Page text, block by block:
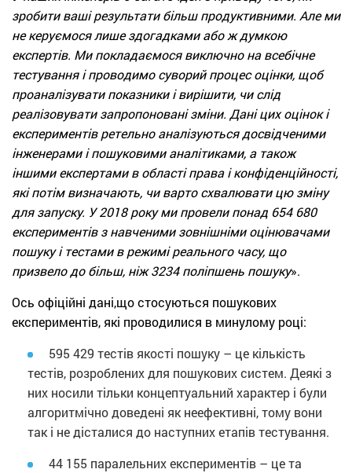
зробити ваші результати більш продуктивними. Але ми
не керуємося лише здогадками або ж думкою
експертів. Ми покладаємося виключно на всебічне
тестування і проводимо суворий процес оцінки, щоб
проаналізувати показники і вирішити, чи слід
реалізовувати запропоновані зміни. Дані цих оцінок і
експериментів ретельно аналізуються досвідченими
інженерами і пошуковими аналітиками, а також
іншими експертами в області права і конфіденційності,
які потім визначають, чи варто схвалювати цю зміну
для запуску. У 2018 року ми провели понад 654 680
експериментів з навченими зовнішніми оцінювачами
пошуку і тестами в режимі реального часу, що
призвело до більш, ніж 3234 поліпшень пошуку».
Ось офіційні дані,що стосуються пошукових
експериментів, які проводилися в минулому році:
595 429 тестів якості пошуку – це кількість
тестів, розроблених для пошукових систем. Деякі з
них носили тільки концептуальний характер і були
алгоритмічно доведені як неефективні, тому вони
так і не дісталися до наступних етапів тестування.
44 155 паралельних експериментів – це та